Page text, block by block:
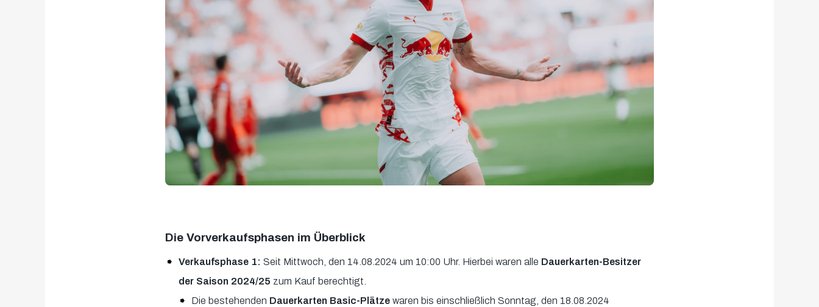
Die Vorverkaufsphasen im Überblick
Verkaufsphase 1: Seit Mittwoch, den 14.08.2024 um 10:00 Uhr. Hierbei waren alle Dauerkarten-Besitzer
der Saison 2024/25 zum Kauf berechtigt.
Die bestehenden Dauerkarten Basic-Plätzewaren bis einschließlich Sonntag, den 18.08.2024